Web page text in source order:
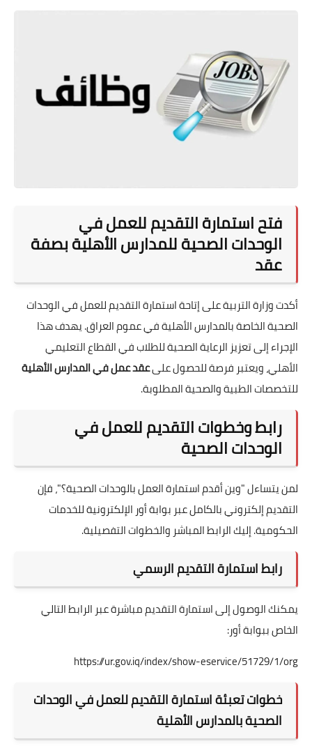
فتح استمارة التقديم للعمل في
الوحدات الصحية للمدارس الأهلية بصفة
عقد
أكدت وزارة التربية على إتاحة استمارة التقديم للعمل في الوحدات
الصحية الخاصة بالمدارس الأهلية في عموم العراق. يهدف هذا
الإجراء إلى تعزيز الرعاية الصحية للطلاب في القطاع التعليمي
الأهلي، ويعتبر فرصة للحصول علىعقد عمل في المدارس الأهلية
للتخصصات الطبية والصحية المطلوبة.
رابط وخطوات التقديم للعمل في
الوحدات الصحية
لمن يتساءل "وين أقدم استمارة العمل بالوحدات الصحية؟"، فإن
التقديم إلكتروني بالكامل عبر بوابة أور الإلكترونية للخدمات
الحكومية. إليك الرابط المباشر والخطوات التفصيلية.
رابط استمارة التقديم الرسمي
يمكنك الوصول إلى استمارة التقديم مباشرة عبر الرابط التالي
الخاص ببوابة أور:
https://ur.gov.iq/index/show-eservice/51729/1/org
خطوات تعبئة استمارة التقديم للعمل في الوحدات
الصحية بالمدارس الأهلية